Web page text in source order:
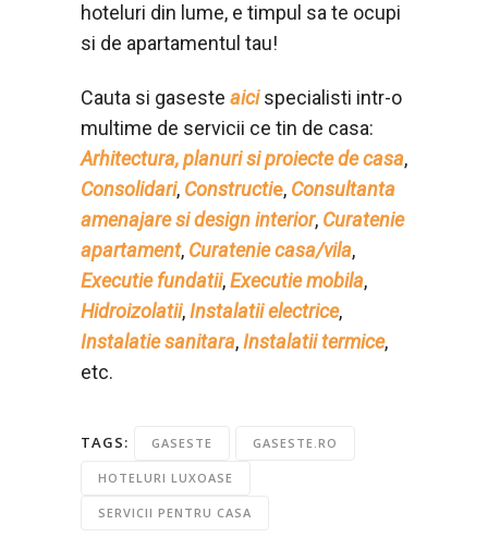
hoteluri din lume, e timpul sa te ocupi
si de apartamentul tau!
Cauta si gaseste aici specialisti intr-o
multime de servicii ce tin de casa:
Arhitectura, planuri si proiecte de casa,
Consolidari, Constructie, Consultanta
amenajare si design interior, Curatenie
apartament, Curatenie casa/vila,
Executie fundatii,Executie mobila,
Hidroizolatii,Instalatii electrice,
Instalatie sanitara,Instalatii termice,
etc.
TAGS: GASESTE GASESTE.RO
HOTELURI LUXOASE
SERVICII PENTRU CASA